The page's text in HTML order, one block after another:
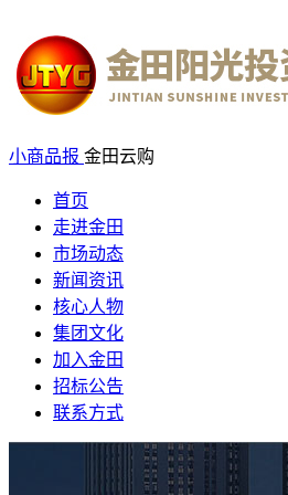
小商品报 金田云购
首页
走进金田
市场动态
新闻资讯
核心人物
集团文化
加入金田
招标公告
联系方式